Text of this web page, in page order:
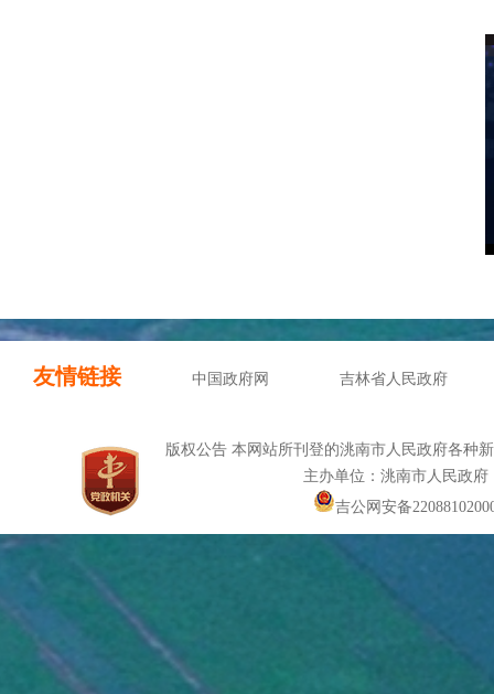
友情链接 中国政府网 吉林省人民政府
版权公告 本网站所刊登的洮南市人民政府各种
主办单位：洮南市人民政
吉公网安备